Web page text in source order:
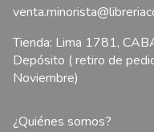
Tienda: Lima 1781,
Depósito ( retiro de
Noviembre)
¿Quiénes somos?